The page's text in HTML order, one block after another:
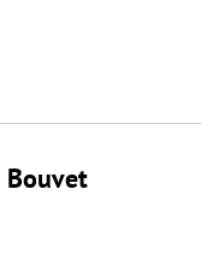
Bouvet